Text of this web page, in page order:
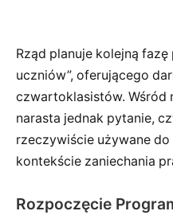
Rząd planuje kolejną
uczniów”, oferującego
czwartoklasistów. Wśród
narasta jednak pytanie,
rzeczywiście używane do
kontekście zaniechania
Rozpoczęcie